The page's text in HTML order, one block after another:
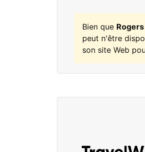
Bien que Rogers
peut n'être
son site Web